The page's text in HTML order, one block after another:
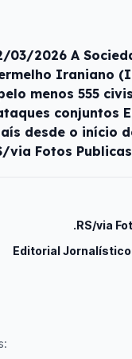
03/2026 A
Iraniano
menos 555
conjuntos
desde o início
via Fotos Publicas
.RS/via
Editorial